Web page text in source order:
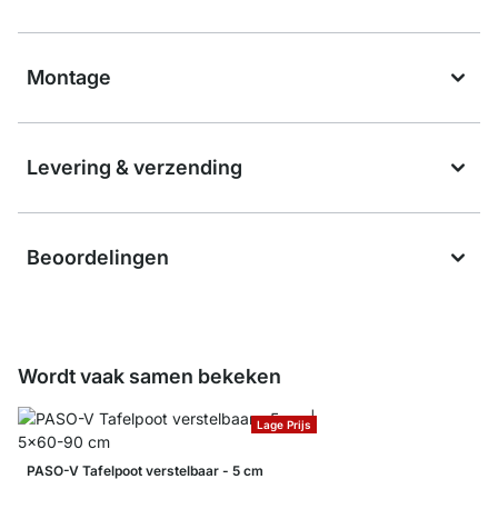
Montage
Levering & verzending
Beoordelingen
Wordt vaak samen bekeken
Lage Prijs
PASO-V Tafelpoot verstelbaar - 5 cm